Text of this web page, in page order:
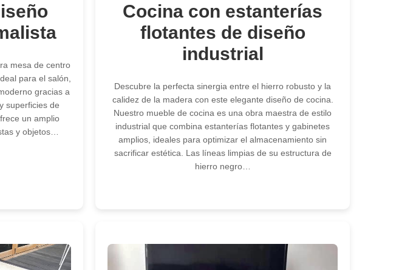
mesa de centro
para el salón,
gracias a
superficies de
un amplio
y objetos…
Cocina con estanterías
flotantes de diseño
industrial
Descubre la perfecta sinergia entre el hierro robusto y la
calidez de la madera con este elegante diseño de cocina.
Nuestro mueble de cocina es una obra maestra de estilo
industrial que combina estanterías flotantes y gabinetes
amplios, ideales para optimizar el almacenamiento sin
sacrificar estética. Las líneas limpias de su estructura de
hierro negro…